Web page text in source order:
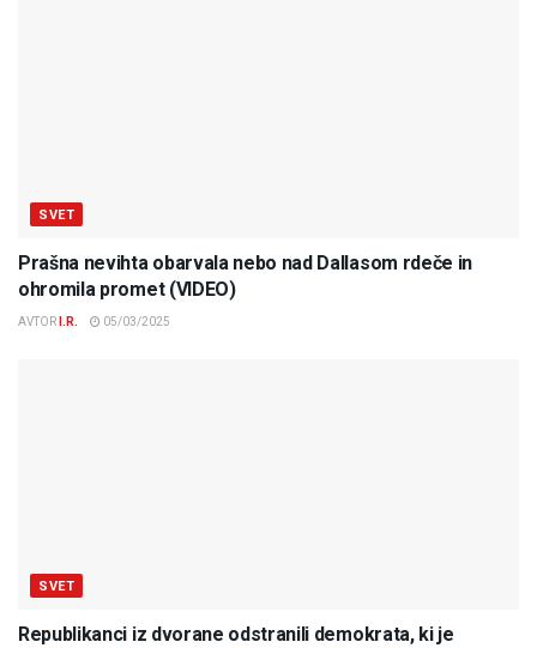
SVET
Prašna nevihta obarvala nebo nad Dallasom rdeče in
ohromila promet (VIDEO)
AVTOR I.R. 05/03/2025
SVET
Republikanci iz dvorane odstranili demokrata, ki je